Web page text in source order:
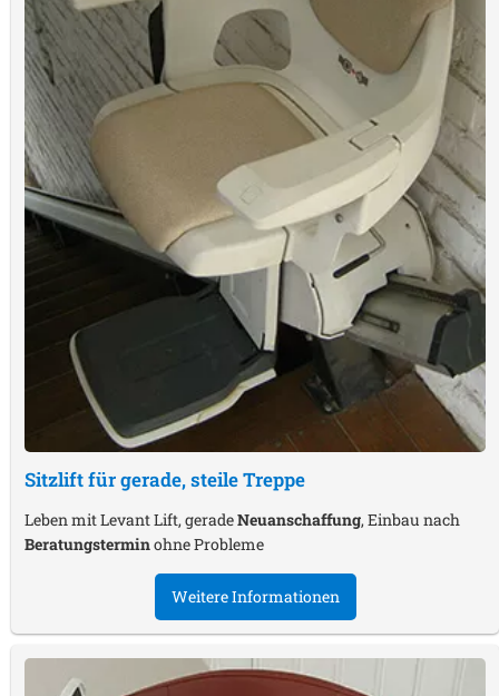
Sitzlift für gerade, steile Treppe
Leben mit Levant Lift, geradeNeuanschaffung, Einbau nach
Beratungsterminohne Probleme
Weitere Informationen